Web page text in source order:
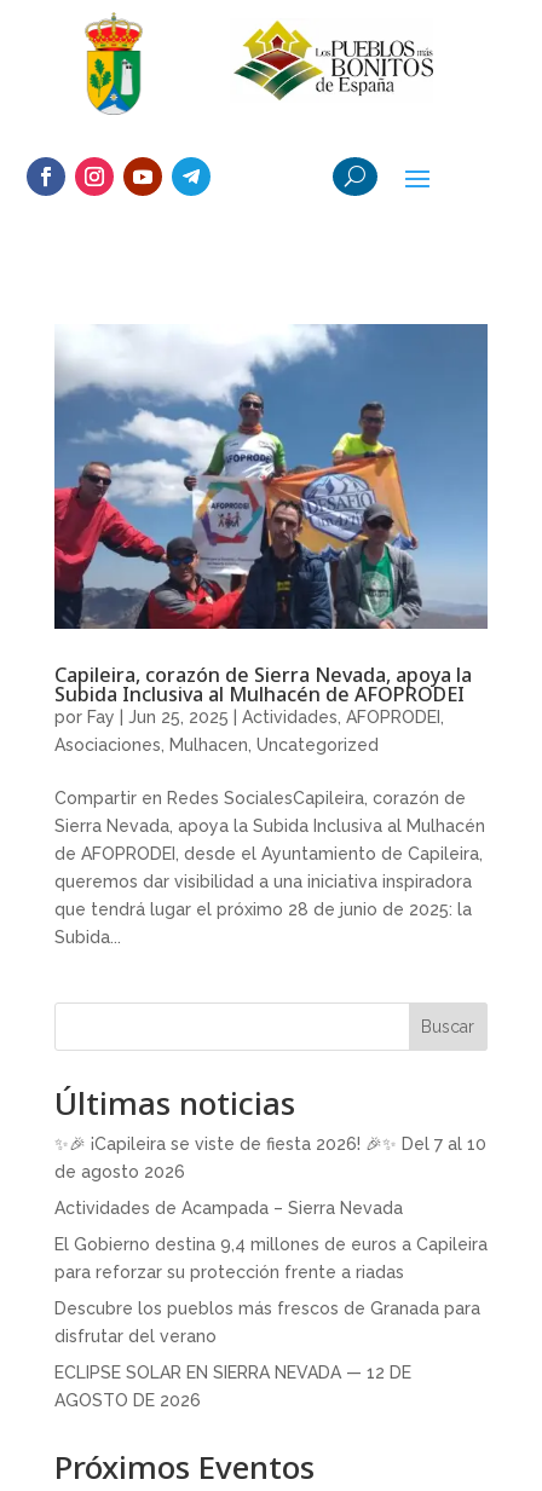
Capileira, corazón de Sierra Nevada, apoya la
Subida Inclusiva al Mulhacén de AFOPRODEI
por Fay Jun 25, 2025 Actividades, AFOPRODEI,
Asociaciones, Mulhacen, Uncategorized
Compartir en Redes SocialesCapileira, corazón de
Sierra Nevada, apoya la Subida Inclusiva al Mulhacén
de AFOPRODEI, desde el Ayuntamiento de Capileira,
queremos dar visibilidad a una iniciativa inspiradora
que tendrá lugar el próximo 28 de junio de 2025: la
Subida...
Buscar
Últimas noticias
✨🎉 ¡Capileira se viste de fiesta 2026! 🎉✨ Del 7 al 10
de agosto 2026
Actividades de Acampada – Sierra Nevada
El Gobierno destina 9,4 millones de euros a Capileira
para reforzar su protección frente a riadas
Descubre los pueblos más frescos de Granada para
disfrutar del verano
ECLIPSE SOLAR EN SIERRA NEVADA — 12 DE
AGOSTO DE 2026
Próximos Eventos